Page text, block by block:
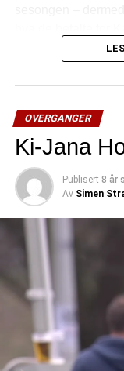
Simon Mignolet
OVERGANGER
Ki-Jana
Publisert 8 år
Av Simen